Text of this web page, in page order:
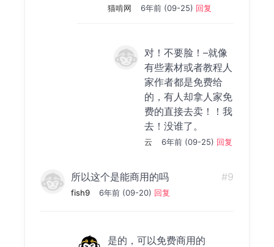
猫啃网 6年前 (09-25) 回复
对！不要脸！–就像
有些素材或者教程人
家作者都是免费给
的，有人却拿人家免
费的直接去卖！！我
去！没谁了。
云 6年前 (09-25) 回复
所以这个是能商用的吗
fish9 6年前 (09-20) 回复
#9
是的，可以免费商用的